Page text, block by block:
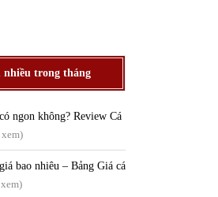
nhiều trong tháng
ngon không? Review Cá
bao nhiêu – Bảng Giá cá